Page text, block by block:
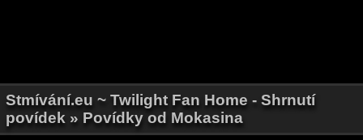
Stmívání.eu ~ Twilight Fan Home - Shrnutí
povídek » Povídky od Mokasina